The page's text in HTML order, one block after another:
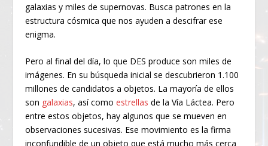
galaxias y miles de supernovas. Busca patrones en la
estructura cósmica que nos ayuden a descifrar ese
enigma.
Pero al final del día, lo que DES produce son miles de
imágenes. En su búsqueda inicial se descubrieron 1.100
millones de candidatos a objetos. La mayoría de ellos
son galaxias, así comoestrellas de la Vía Láctea. Pero
entre estos objetos, hay algunos que se mueven en
observaciones sucesivas. Ese movimiento es la firma
inconfundible de un objeto que está mucho más cerca